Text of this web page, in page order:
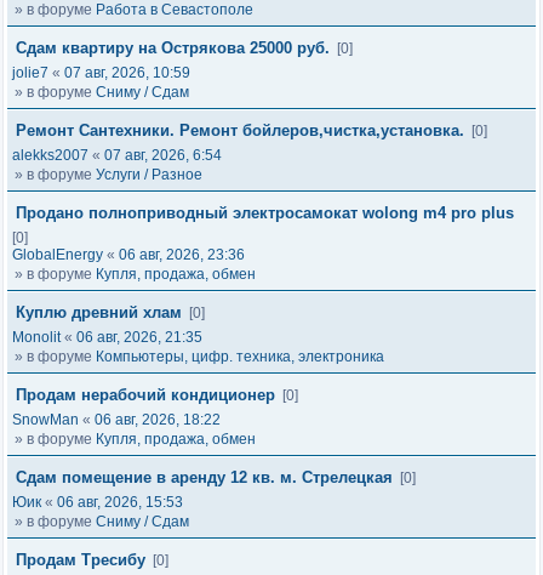
» в форуме Работа в Севастополе
Сдам квартиру на Острякова 25000 руб.
[0]
jolie7 « 07 авг, 2026, 10:59
» в форуме Сниму / Сдам
Ремонт Сантехники. Ремонт бойлеров,чистка,установка.
[0]
alekks2007 « 07 авг, 2026, 6:54
» в форуме Услуги / Разное
Продано полноприводный электросамокат wolong m4 pro plus
[0]
GlobalEnergy « 06 авг, 2026, 23:36
» в форуме Купля, продажа, обмен
Куплю древний хлам
[0]
Monolit« 06 авг, 2026, 21:35
» в форуме Компьютеры, цифр. техника, электроника
Продам нерабочий кондиционер [0]
SnowMan « 06 авг, 2026, 18:22
» в форуме Купля, продажа, обмен
Сдам помещение в аренду 12 кв. м. Стрелецкая
[0]
Юик « 06 авг, 2026, 15:53
» в форуме Сниму / Сдам
Продам Тресибу [0]